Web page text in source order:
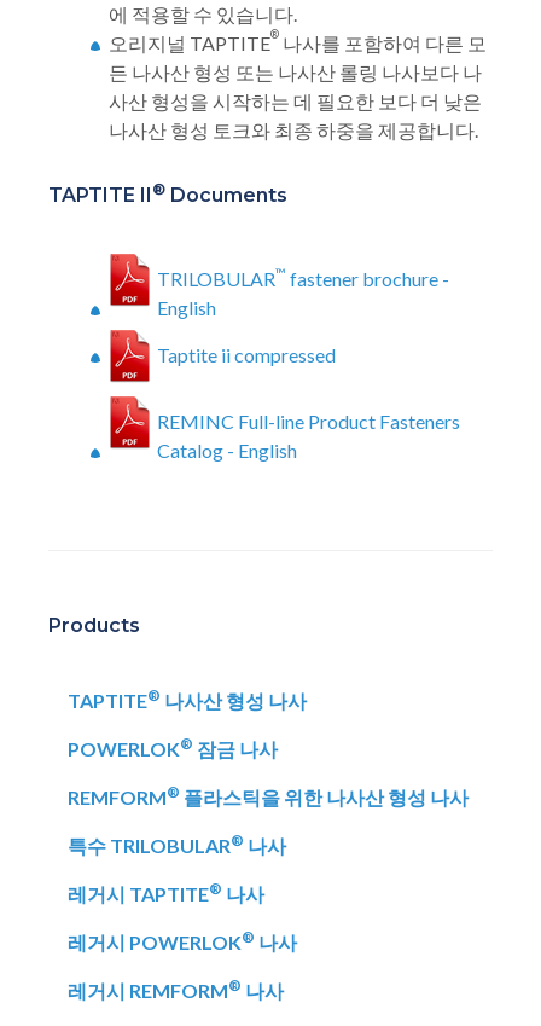
에 적용할 수 있습니다.
오리지널 TAPTITE® 나사를 포함하여 다른 모
든 나사산 형성 또는 나사산 롤링 나사보다 나
사산 형성을 시작하는 데 필요한 보다 더 낮은
나사산 형성 토크와 최종 하중을 제공합니다.
TAPTITE II ® Documents
TRILOBULAR™ fastener brochure -
English
Taptite ii compressed
REMINC Full-line Product Fasteners
Catalog - English
Products
TAPTITE® 나사산 형성 나사
POWERLOK® 잠금 나사
REMFORM® 플라스틱을 위한 나사산 형성 나사
특수 TRILOBULAR® 나사
레거시 TAPTITE® 나사
레거시 POWERLOK® 나사
레거시 REMFORM® 나사